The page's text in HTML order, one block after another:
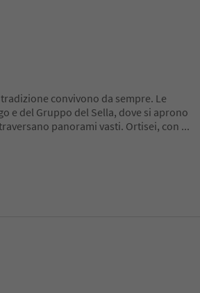
convivono da sempre. Le
e del Gruppo del Sella, dove si aprono
panorami vasti. Ortisei, con ...